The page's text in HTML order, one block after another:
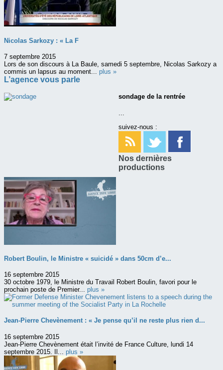
Nicolas Sarkozy : « La F
7 septembre 2015
Lors de son discours à La Baule, samedi 5 septembre, Nicolas Sarkozy a
commis un lapsus au moment... plus »
L’agence vous parle
sondage de la rentrée
suivez-nous :
Nos dernières
productions
Robert Boulin, le Ministre « suicidé » dans 50cm d’e...
16 septembre 2015
30 octobre 1979, le Ministre du Travail Robert Boulin, favori pour le
prochain poste de Premier... plus »
Jean-Pierre Chevènement : « Je pense qu’il ne reste plus rien d...
16 septembre 2015
Jean-Pierre Chevènement était l’invité de France Culture, lundi 14
septembre 2015. Il... plus »